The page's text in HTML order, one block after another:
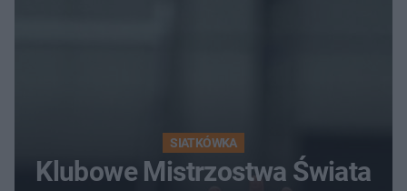
SIATKÓWKA
Klubowe Mistrzostwa Świata